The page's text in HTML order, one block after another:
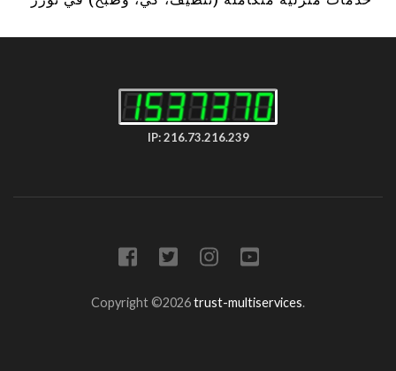
IP: 216.73.216.239
Copyright ©2026trust-multiservices.